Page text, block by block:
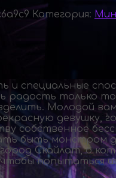
Категория:
и специальные
радость только
Молодой
девушку,
собственное
быть монстром
Скайлат, о
попытаться